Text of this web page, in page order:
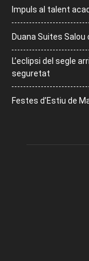
Impuls al talent
Duana Suites
L’eclipsi del segle
seguretat
Festes d’Estiu de